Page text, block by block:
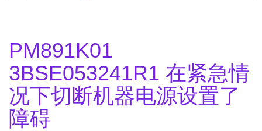
PM891K01
3BSE053241R1 在紧急情
况下切断机器电源设置了
障碍